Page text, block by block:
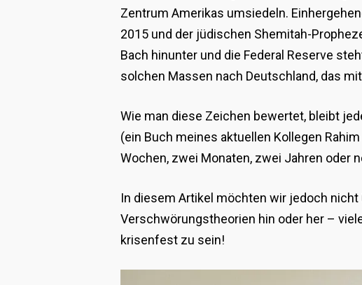
Zentrum Amerikas umsiedeln.
2015 und der jüdischen Shemitah-
Bach hinunter und die Federal Reserve
solchen Massen nach Deutschland, das
Wie man diese Zeichen bewertet, bleibt
(ein Buch meines aktuellen Kollegen
Wochen, zwei Monaten, zwei Jahren oder
In diesem Artikel möchten wir jedoch
Verschwörungstheorien hin oder her –
krisenfest zu sein!